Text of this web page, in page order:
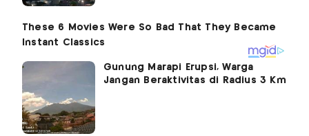
Gunung Marapi Erupsi, Warga
Jangan Beraktivitas di Radius 3 Km